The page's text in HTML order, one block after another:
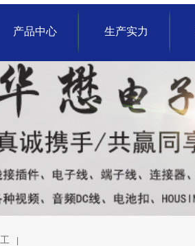
产品中心 生产实力
|